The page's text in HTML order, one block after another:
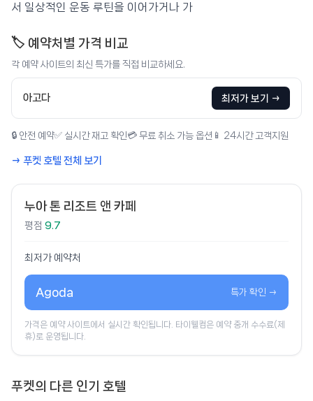
서 일상적인 운동 루틴을 이어가거나 가
🏷️ 예약처별 가격 비교
각 예약 사이트의 최신 특가를 직접 비교하세요.
아고다 최저가 보기 →
🔒 안전 예약✅ 실시간 재고 확인 💳 무료 취소 가능 옵션 📱 24시간 고객지원
→ 푸켓 호텔 전체 보기
누아 톤 리조트 앤 카페
평점 9.7
최저가 예약처
Agoda 특가 확인 →
가격은 예약 사이트에서 실시간 확인됩니다. 타이웰컴은 예약 중개 수수료(제
휴)로 운영됩니다.
푸켓의 다른 인기 호텔